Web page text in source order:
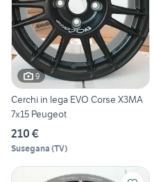
9
Cerchi in lega EVO Corse X3MA
7x15 Peugeot
210 €
Susegana (TV)